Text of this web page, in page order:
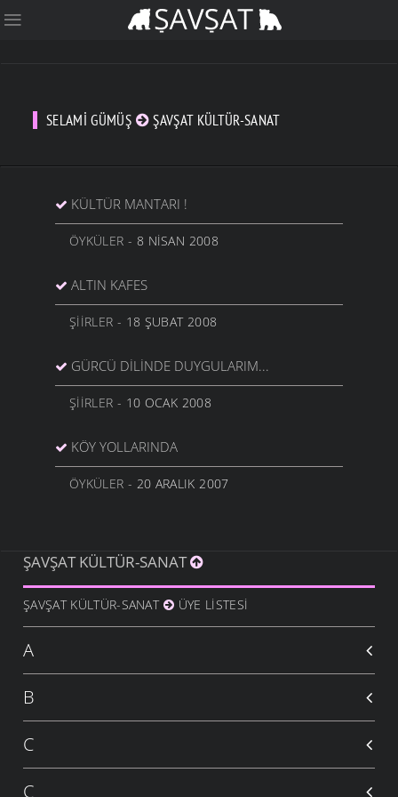
SELAMI GÜMÜŞ ŞAVŞAT KÜLTÜR-SANAT
KÜLTÜR MANTARI !
ÖYKÜLER - 8 NISAN 2008
ALTIN KAFES
ŞIIRLER - 18 ŞUBAT 2008
GÜRCÜ DILINDE DUYGULARIM...
ŞIIRLER - 10 OCAK 2008
KÖY YOLLARINDA
ÖYKÜLER - 20 ARALIK 2007
ŞAVŞAT KÜLTÜR-SANAT
ŞAVŞAT KÜLTÜR-SANAT ÜYE LISTESI
A
B
C
Ç